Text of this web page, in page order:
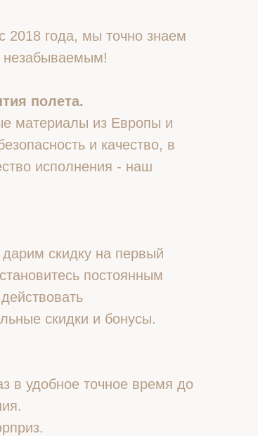
2018 года, мы точно знаем
незабываемым!
полета.
материалы из Европы и
и качество, в
исполнения - наш
скидку на первый
постоянным
скидки и бонусы.
в удобное точное время до